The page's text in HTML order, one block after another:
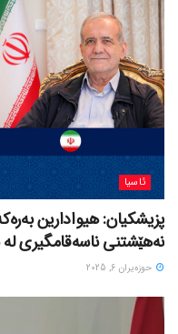
ئاسیا
پزیشکیان: هیوادارین
نەهێشتنی ناسەقامگیری لە
حوزه‌یران 6, 2025